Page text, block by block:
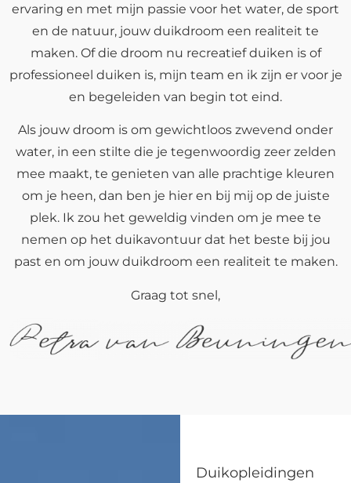
ervaring en met mijn passie voor het water, de sport
en de natuur, jouw duikdroom een realiteit te
maken. Of die droom nu recreatief duiken is of
professioneel duiken is, mijn team en ik zijn er voor je
en begeleiden van begin tot eind.
Als jouw droom is om gewichtloos zwevend onder
water, in een stilte die je tegenwoordig zeer zelden
mee maakt, te genieten van alle prachtige kleuren
om je heen, dan ben je hier en bij mij op de juiste
plek. Ik zou het geweldig vinden om je mee te
nemen op het duikavontuur dat het beste bij jou
past en om jouw duikdroom een realiteit te maken.
Graag tot snel,
Duikopleidingen